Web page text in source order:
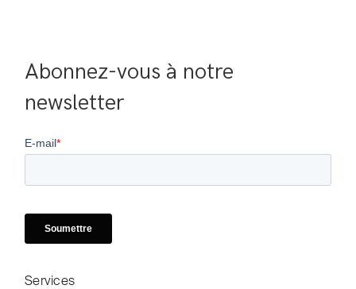
Abonnez-vous à notre
newsletter
Services